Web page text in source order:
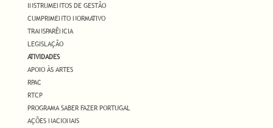
INSTRUMENTOS DE GESTÃO
CUMPRIMENTO NORMATIVO
TRANSPARÊNCIA
LEGISLAÇÃO
ATIVIDADES
APOIO ÀS ARTES
RPAC
RTCP
PROGRAMA SABER FAZER PORTUGAL
AÇÕES NACIONAIS